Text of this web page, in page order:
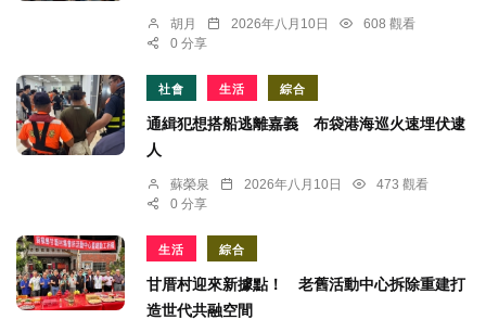
胡月 2026年八月10日
608 觀看
0 分享
社會 生活 綜合
通緝犯想搭船逃離嘉義 布袋港海巡火速埋伏逮
人
蘇榮泉 2026年八月10日
473 觀看
0 分享
生活 綜合
甘厝村迎來新據點！ 老舊活動中心拆除重建打
造世代共融空間